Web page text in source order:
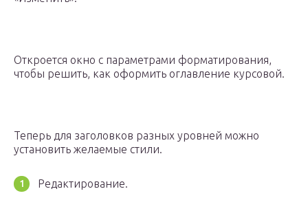
Откроется окно с параметрами форматирования,
чтобы решить, как оформить оглавление курсовой.
Теперь для заголовков разных уровней можно
установить желаемые стили.
Редактирование.